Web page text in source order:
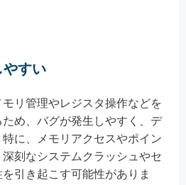
やすい
リ管理やレジスタ操作などを
め、バグが発生しやすく、デ
に、メモリアクセスやポイン
刻なシステムクラッシュやセ
引き起こす可能性がありま